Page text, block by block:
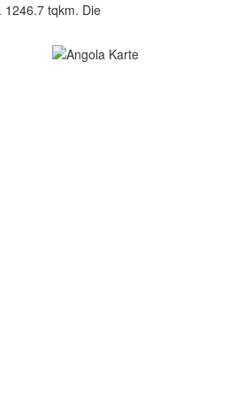
1246.7 tqkm. Die